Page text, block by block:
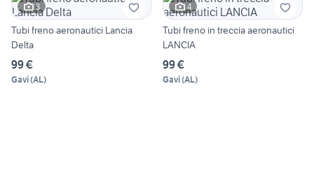
3
Tubi freno aeronautici Lancia
Delta
99 €
Gavi(AL)
4
Tubi freno in treccia aeronautici
LANCIA
99 €
Gavi(AL)